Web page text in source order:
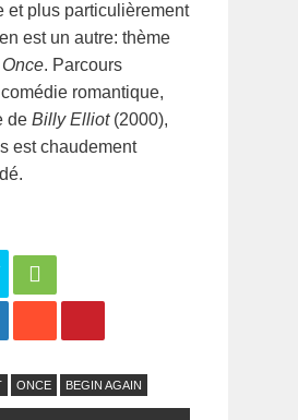
et plus particulièrement
est un autre: thème
Once. Parcours
romantique,
de Billy Elliot(2000),
est chaudement
ONCE BEGIN AGAIN